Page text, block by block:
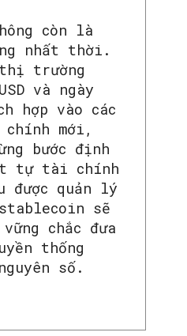
còn là
nhất thời.
trường
và ngày
hợp vào các
mới,
bước định
tự tài chính
được quản lý
sẽ
chắc đưa
thống
số.